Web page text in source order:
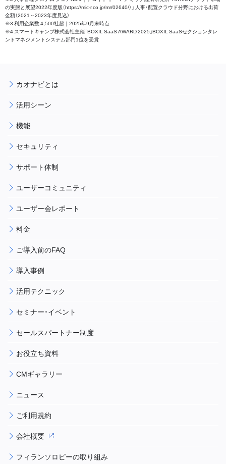
の実態と展望2022年度版（https://mic-r.co.jp/mr/02640/）」 人事・配置クラウド分野における出荷
金額（2021～2023年度見込）
※3 利用企業数 4,500社超｜2025年9月末時点
※4 スマートキャンプ株式会社主催「BOXIL SaaS AWARD 2025」BOXIL SaaSセクションタレ
ントマネジメントシステム部門1位を受賞
カオナビとは
活用シーン
機能
セキュリティ
サポート体制
ユーザーコミュニティ
ユーザー会レポート
料金
ご導入前のFAQ
導入事例
活用テクニック
セミナー・イベント
セールスパートナー制度
お役立ち資料
CMギャラリー
ニュース
ご利用規約
会社概要
フィランソロピーの取り組み